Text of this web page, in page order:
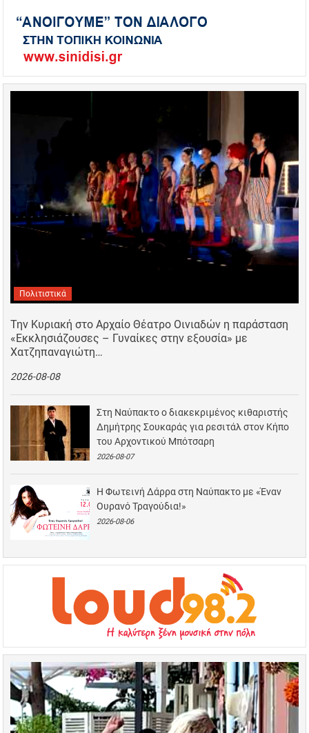
Πολιτιστικά
Την Κυριακή στο Αρχαίο Θέατρο Οινιαδών η παράσταση
«Εκκλησιάζουσες – Γυναίκες στην εξουσία» με
Χατζηπαναγιώτη…
2026-08-08
Στη Ναύπακτο ο διακεκριμένος κιθαριστής
Δημήτρης Σουκαράς για ρεσιτάλ στον Κήπο
του Αρχοντικού Μπότσαρη
2026-08-07
Η Φωτεινή Δάρρα στη Ναύπακτο με «Έναν
Ουρανό Τραγούδια!»
2026-08-06